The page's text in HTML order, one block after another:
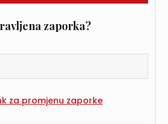
zaporka?